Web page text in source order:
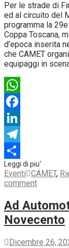
Per le strade di
ed al circuito del
programma la
Coppa Toscana,
d’epoca inserita
che CAMET
equipaggi in
WhatsApp
Facebook
LinkedIn
Telegram
Condividi
Eventi CAMET,
comment
Ad
Novecento
Dicembre 26,